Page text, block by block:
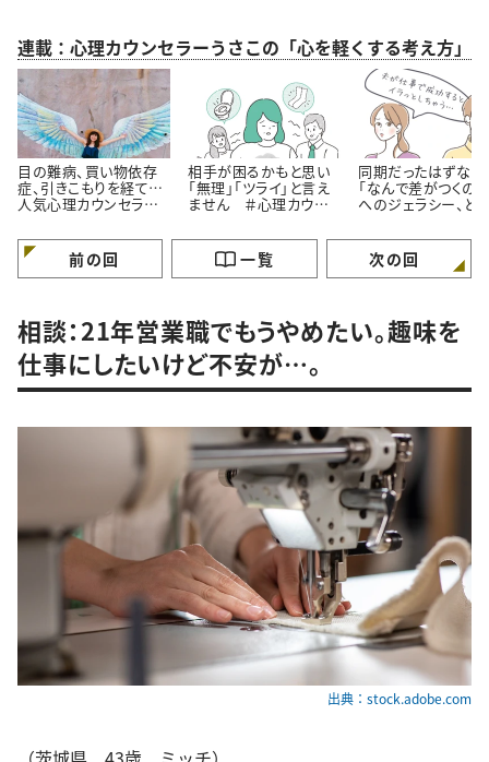
連載：心理カウンセラーうさこの「心を軽くする考え方」
目の難病、買い物依存
症、引きこもりを経て…
人気心理カウンセラー
る」たった一つの方法
相手が困るかもと思い
「無理」「ツライ」と言え
ません ＃心理カウン
する考え方
同期だったはずな
「なんで差がつくの？
へのジェラシー、ど
ラーうさこの心を軽
る考え方
前の回 一覧 次の回
相談：21年営業職でもうやめたい。趣味を
仕事にしたいけど不安が…。
出典：stock.adobe.com